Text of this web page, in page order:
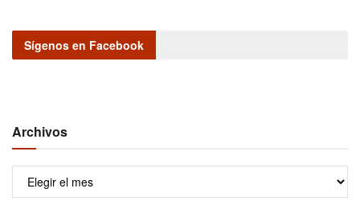
Sígenos en Facebook
Archivos
Archivos